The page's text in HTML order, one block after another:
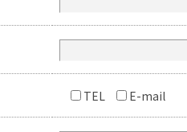
TEL E-mail